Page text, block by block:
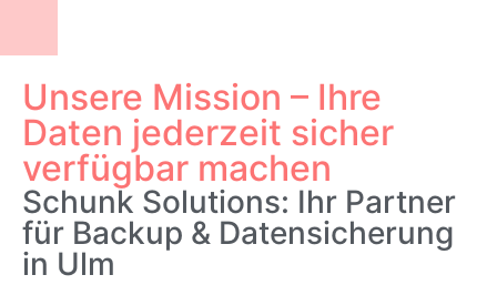
Unsere Mission – Ihre
Daten jederzeit sicher
verfügbar machen
Schunk Solutions: Ihr Partner
für Backup & Datensicherung
in Ulm